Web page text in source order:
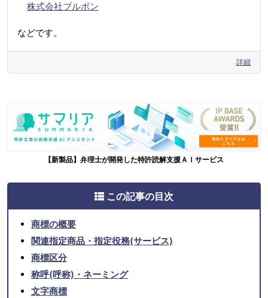
株式会社ブルボン
などです。
詳細
【新製品】弁理士が開発した特許読解支援ＡＩサービス
この記事の目次
商標の概要
関連指定商品・指定役務(サービス)
商標区分
称呼(呼称)・ネーミング
文字商標